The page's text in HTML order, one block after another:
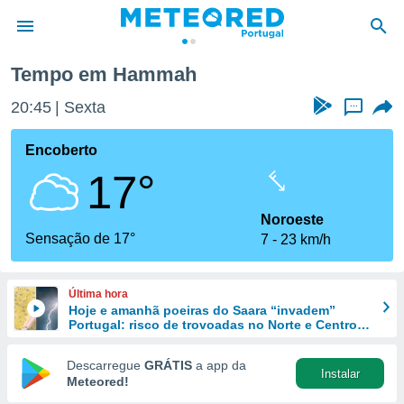
da
foi
fornecidas
a este
das
e
forma
digital
Tempo em Hammah
20:45 Sexta ...
Encoberto
17°
Sensação de 17°
Noroeste
7
23 km/h
Última hora
Hoje e amanhã poeiras do Saara “invadem”
Portugal: risco de trovoadas no Norte e Centro
Descarregue GRÁTIS a app da
Meteored!
Instalar